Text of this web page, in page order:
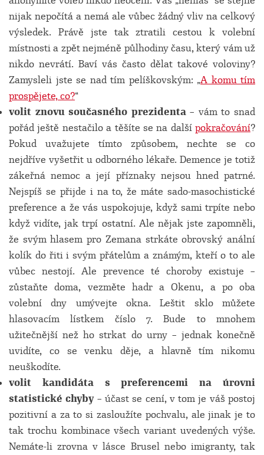
nijak nepočítá a nemá ale vůbec žádný vliv na celkový
výsledek. Právě jste tak ztratili cestou k volební
místnosti a zpět nejméně půlhodiny času, který vám už
nikdo nevrátí. Baví vás často dělat takové voloviny?
Zamysleli jste se nad tím pelíškovským: „A komu tím
prospějete, co?“
volit znovu současného prezidenta– vám to snad
pořád ještě nestačilo a těšíte se na další pokračování?
Pokud uvažujete tímto způsobem, nechte se co
nejdříve vyšetřit u odborného lékaře. Demence je totiž
zákeřná nemoc a její příznaky nejsou hned patrné.
Nejspíš se přijde i na to, že máte sado-masochistické
preference a že vás uspokojuje, když sami trpíte nebo
když vidíte, jak trpí ostatní. Ale nějak jste zapomněli,
že svým hlasem pro Zemana strkáte obrovský anální
kolík do řiti i svým přátelům a známým, kteří o to ale
vůbec nestojí. Ale prevence té choroby existuje –
zůstaňte doma, vezměte hadr a Okenu, a po oba
volební dny umývejte okna. Leštit sklo můžete
hlasovacím lístkem číslo 7. Bude to mnohem
užitečnější než ho strkat do urny – jednak konečně
uvidíte, co se venku děje, a hlavně tím nikomu
neuškodíte.
volit kandidáta s preferencemi na úrovni
statistické chyby– účast se cení, v tom je váš postoj
pozitivní a za to si zasloužíte pochvalu, ale jinak je to
tak trochu kombinace všech variant uvedených výše.
Nemáte-li zrovna v lásce Brusel nebo imigranty, tak